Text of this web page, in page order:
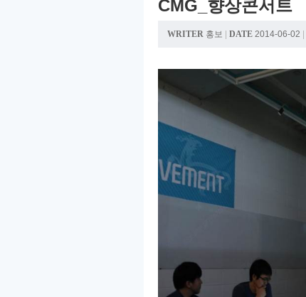
CMG_향상콘서트
WRITER 홍보 DATE 2014-06-02